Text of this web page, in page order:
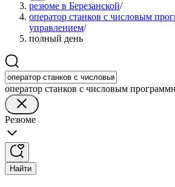
резюме в Березанской/
оператор станков с числовым
управлением/
полный день
оператор станков с числовым
Резюме
Найти